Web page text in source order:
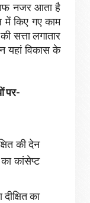
नजर आता है
में किए गए काम
सत्ता लगातार
यहां विकास के
पर-
की देन
का कांसेप्ट
का